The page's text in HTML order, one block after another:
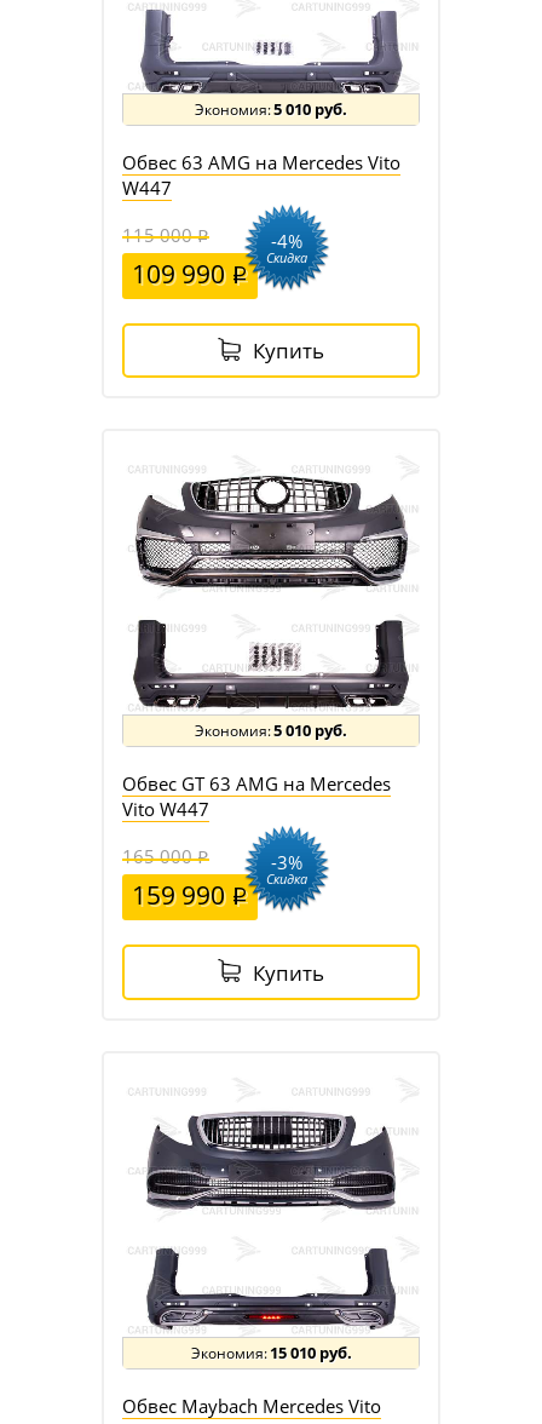
5 010 руб.
Обвес 63 AMG на Mercedes Vito
W447
115 000
109 990
-4%
Скидка
Купить
5 010 руб.
Обвес GT 63 AMG на Mercedes
Vito W447
165 000
159 990
-3%
Скидка
Купить
15 010 руб.
Обвес Maybach Mercedes Vito